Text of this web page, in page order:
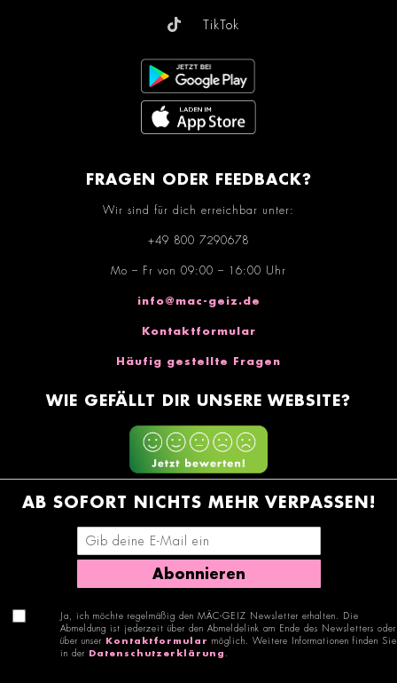
TikTok
FRAGEN ODER FEEDBACK?
Wir sind für dich erreichbar unter:
+49 800 7290678
Mo – Fr von 09:00 – 16:00 Uhr
info@mac-geiz.de
Kontaktformular
Häufig gestellte Fragen
WIE GEFÄLLT DIR UNSERE WEBSITE?
AB SOFORT NICHTS MEHR VERPASSEN!
E-Mail-Adresse eingeben
Abonnieren
Ja, ich möchte regelmäßig den MÄC-GEIZ Newsletter erhalten. Die
Abmeldung ist jederzeit über den Abmeldelink am Ende des Newsletters oder
über unser
Kontaktformular möglich. Weitere Informationen finden Sie
in der
Datenschutzerklärung .